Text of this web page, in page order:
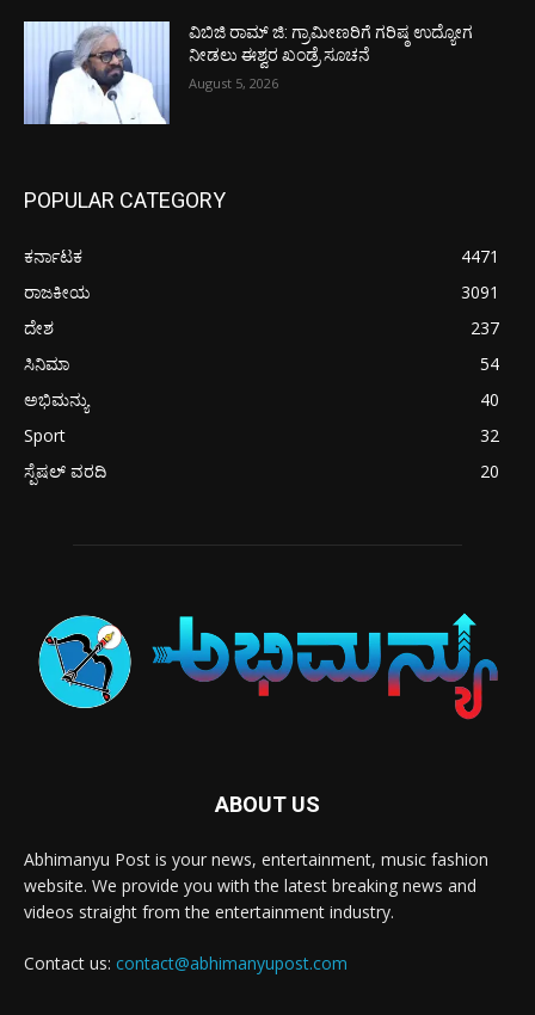
ವಿಬಿಜಿ ರಾಮ್ ಜಿ: ಗ್ರಾಮೀಣರಿಗೆ ಗರಿಷ್ಠ ಉದ್ಯೋಗ
ನೀಡಲು ಈಶ್ವರ ಖಂಡ್ರೆ ಸೂಚನೆ
August 5, 2026
POPULAR CATEGORY
ಕರ್ನಾಟಕ
4471
ರಾಜಕೀಯ
3091
ದೇಶ
237
ಸಿನಿಮಾ
54
ಅಭಿಮನ್ಯು
40
Sport
32
ಸ್ಪೆಷಲ್ ವರದಿ
20
ABOUT US
Abhimanyu Post is your news, entertainment, music fashion
website. We provide you with the latest breaking news and
videos straight from the entertainment industry.
Contact us: contact@abhimanyupost.com